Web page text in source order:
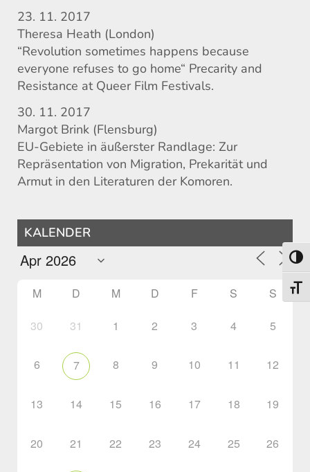
23. 11. 2017
Theresa Heath (London)
“Revolution sometimes happens because
everyone refuses to go home“ Precarity and
Resistance at Queer Film Festivals.
30. 11. 2017
Margot Brink (Flensburg)
EU-Gebiete in äußerster Randlage: Zur
Repräsentation von Migration, Prekarität und
Armut in den Literaturen der Komoren.
KALENDER
M D M D F S S
30 31 1 2 3 4 5
6 7 8 9 10 11 12
13 14 15 16 17 18 19
20 21 22 23 24 25 26